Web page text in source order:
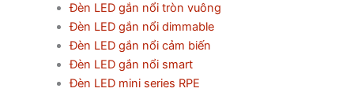
Đèn LED gắn nổi tròn vuông
Đèn LED gắn nổi dimmable
Đèn LED gắn nổi cảm biến
Đèn LED gắn nổi smart
Đèn LED mini series RPE